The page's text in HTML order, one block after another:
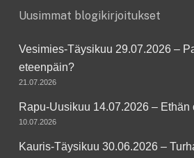
Uusimmat blogikirjoitukset
Vesimies-Täysikuu 29.07.2026 –
eteenpäin?
21.07.2026
Rapu-Uusikuu 14.07.2026 – Ethän
10.07.2026
Kauris-Täysikuu 30.06.2026 –